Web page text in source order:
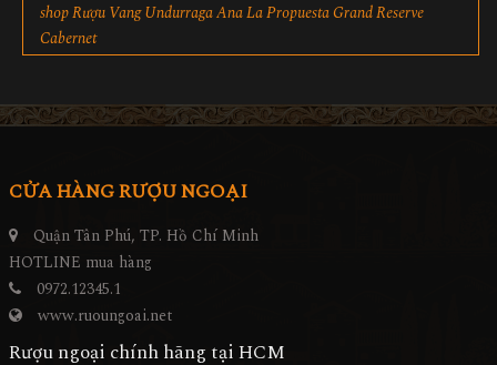
shop Rượu Vang Undurraga Ana La Propuesta Grand Reserve
Cabernet
CỬA HÀNG RƯỢU NGOẠI
Quận Tân Phú, TP. Hồ Chí Minh
HOTLINE mua hàng
0972.12345.1
www.ruoungoai.net
Rượu ngoại chính hãng tại HCM